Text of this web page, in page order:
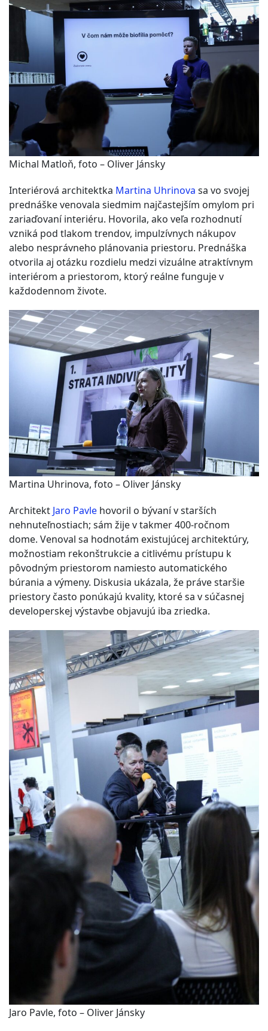
Michal Matloň, foto – Oliver Jánsky
Interiérová architektka Martina Uhrinova sa vo svojej
prednáške venovala siedmim najčastejším omylom pri
zariaďovaní interiéru. Hovorila, ako veľa rozhodnutí
vzniká pod tlakom trendov, impulzívnych nákupov
alebo nesprávneho plánovania priestoru. Prednáška
otvorila aj otázku rozdielu medzi vizuálne atraktívnym
interiérom a priestorom, ktorý reálne funguje v
každodennom živote.
Martina Uhrinova, foto – Oliver Jánsky
Architekt Jaro Pavle hovoril o bývaní v starších
nehnuteľnostiach; sám žije v takmer 400-ročnom
dome. Venoval sa hodnotám existujúcej architektúry,
možnostiam rekonštrukcie a citlivému prístupu k
pôvodným priestorom namiesto automatického
búrania a výmeny. Diskusia ukázala, že práve staršie
priestory často ponúkajú kvality, ktoré sa v súčasnej
developerskej výstavbe objavujú iba zriedka.
Jaro Pavle, foto – Oliver Jánsky